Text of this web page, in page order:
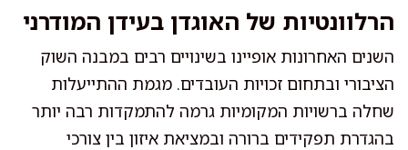
הרלוונטיות של האוגדן בעידן המודרני
השנים האחרונות אופיינו בשינויים רבים במבנה השוק
הציבורי ובתחום זכויות העובדים. מגמת ההתייעלות
שחלה ברשויות המקומיות גרמה להתמקדות רבה יותר
בהגדרת תפקידים ברורה ובמציאת איזון בין צורכי